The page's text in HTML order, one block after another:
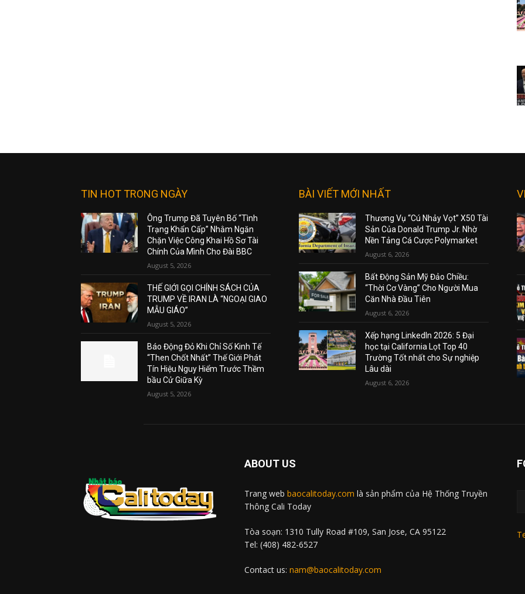
TIN HOT TRONG NGÀY
Ông Trump Đã Tuyên Bố “Tình
Trạng Khẩn Cấp” Nhằm Ngăn
Chặn Việc Công Khai Hồ Sơ Tài
Chính Của Mình Cho Đài BBC
August 5, 2026
THẾ GIỚI GỌI CHÍNH SÁCH CỦA
TRUMP VỀ IRAN LÀ “NGOẠI GIAO
MẪU GIÁO”
August 5, 2026
Báo Động Đỏ Khi Chỉ Số Kinh Tế
“Then Chốt Nhất” Thế Giới Phát
Tín Hiệu Nguy Hiểm Trước Thềm
bầu Cử Giữa Kỳ
August 5, 2026
BÀI VIẾT MỚI NHẤT
Thương Vụ “Cú Nhảy Vọt” X50 Tài
Sản Của Donald Trump Jr. Nhờ
Nền Tảng Cá Cược Polymarket
August 6, 2026
Bất Động Sản Mỹ Đảo Chiều:
“Thời Cơ Vàng” Cho Người Mua
Căn Nhà Đầu Tiên
August 6, 2026
Xếp hạng LinkedIn 2026: 5 Đại
học tại California Lọt Top 40
Trường Tốt nhất cho Sự nghiệp
Lâu dài
August 6, 2026
ABOUT US
Trang web baocalitoday.com là sản phẩm của Hệ Thống Truyền
Thông Cali Today
Tòa soạn: 1310 Tully Road #109, San Jose, CA 95122
Tel: (408) 482-6527
Contact us: nam@baocalitoday.com